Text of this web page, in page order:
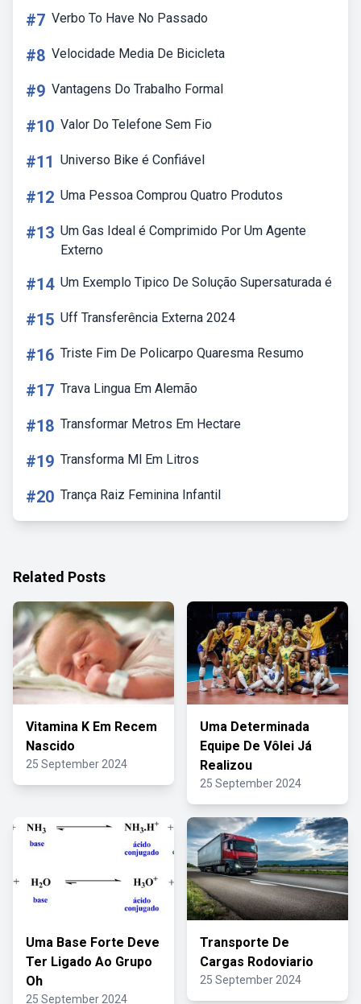
#7 Verbo To Have No Passado
#8 Velocidade Media De Bicicleta
#9 Vantagens Do Trabalho Formal
#10 Valor Do Telefone Sem Fio
#11 Universo Bike é Confiável
#12 Uma Pessoa Comprou Quatro Produtos
#13 Um Gas Ideal é Comprimido Por Um Agente
Externo
#14 Um Exemplo Tipico De Solução Supersaturada é
#15 Uff Transferência Externa 2024
#16 Triste Fim De Policarpo Quaresma Resumo
#17 Trava Lingua Em Alemão
#18 Transformar Metros Em Hectare
#19 Transforma Ml Em Litros
#20 Trança Raiz Feminina Infantil
Related Posts
Vitamina K Em Recem
Nascido
25 September 2024
Uma Determinada
Equipe De Vôlei Já
Realizou
25 September 2024
Uma Base Forte Deve
Ter Ligado Ao Grupo
Oh
25 September 2024
Transporte De
Cargas Rodoviario
25 September 2024